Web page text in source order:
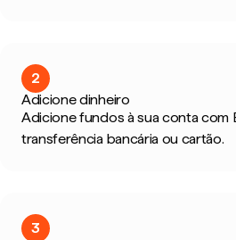
2
Adicione dinheiro
Adicione fundos à sua conta com
transferência bancária ou cartão.
3